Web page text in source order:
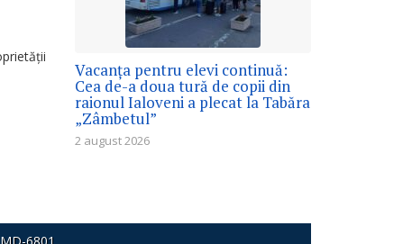
Vacanța pentru elevi continuă:
Cea de-a doua tură de copii din
raionul Ialoveni a plecat la Tabăra
„Zâmbetul”
2 august 2026
MD-6801